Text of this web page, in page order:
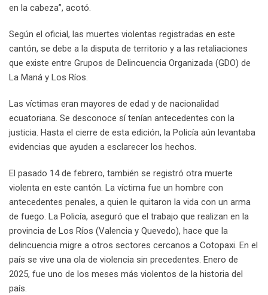
en la cabeza”, acotó.
Según el oficial, las muertes violentas registradas en este
cantón, se debe a la disputa de territorio y a las retaliaciones
que existe entre Grupos de Delincuencia Organizada (GDO) de
La Maná y Los Ríos.
Las víctimas eran mayores de edad y de nacionalidad
ecuatoriana. Se desconoce sí tenían antecedentes con la
justicia. Hasta el cierre de esta edición, la Policía aún levantaba
evidencias que ayuden a esclarecer los hechos.
El pasado 14 de febrero, también se registró otra muerte
violenta en este cantón. La víctima fue un hombre con
antecedentes penales, a quien le quitaron la vida con un arma
de fuego. La Policía, aseguró que el trabajo que realizan en la
provincia de Los Ríos (Valencia y Quevedo), hace que la
delincuencia migre a otros sectores cercanos a Cotopaxi. En el
país se vive una ola de violencia sin precedentes. Enero de
2025, fue uno de los meses más violentos de la historia del
país.